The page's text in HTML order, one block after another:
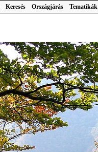
Keresés Országjárás Tematikák